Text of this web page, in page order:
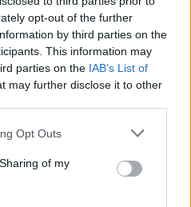
opt-out of the further
by third parties on the
This information may
parties on the IAB’s List of
may further disclose it to other
Opt Outs
of my